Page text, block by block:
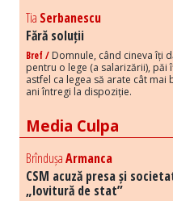
Tia Serbanescu
Fără soluții
Bref / Domnule, când cineva îți
pentru o lege (a salarizării), păi
astfel ca legea să arate cât mai
ani întregi la dispoziție.
Media Culpa
BrîndușaArmanca
CSM acuză presa și
„lovitură de stat”